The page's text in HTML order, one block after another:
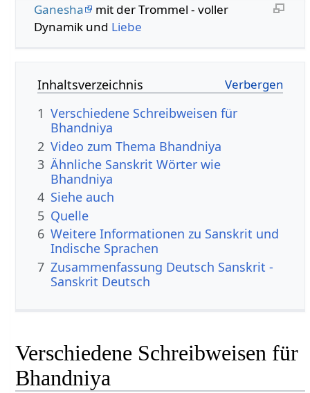
Ganesha
mit der Trommel - voller
Dynamik und Liebe
Inhaltsverzeichnis
1 Verschiedene Schreibweisen für
Bhandniya
2 Video zum Thema Bhandniya
3 Ähnliche Sanskrit Wörter wie
Bhandniya
4 Siehe auch
5 Quelle
6 Weitere Informationen zu Sanskrit und
Indische Sprachen
7 Zusammenfassung Deutsch Sanskrit -
Sanskrit Deutsch
Verschiedene Schreibweisen für
Bhandniya